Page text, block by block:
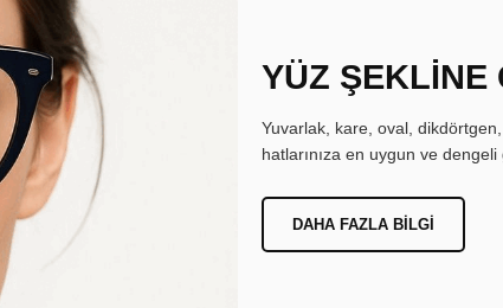
YÜZ ŞEKLİNE
Yuvarlak, kare, oval,
hatlarınıza en uygun ve
DAHA FAZLA BILGI